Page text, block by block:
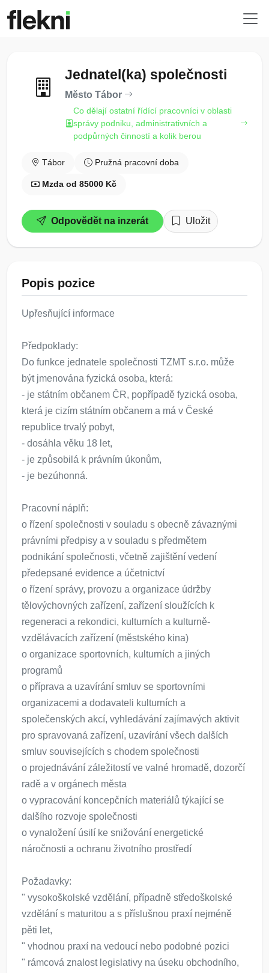
Jednatel(ka) společnosti
Město Tábor
Co dělají ostatní řídící pracovníci v oblasti
správy podniku, administrativních a
podpůrných činností a kolik berou
Tábor Pružná pracovní doba
Mzda od 85000 Kč
Odpovědět na inzerát Uložit
Popis pozice
Upřesňující informace
Předpoklady:
Do funkce jednatele společnosti TZMT s.r.o. může
být jmenována fyzická osoba, která:
- je státním občanem ČR, popřípadě fyzická osoba,
která je cizím státním občanem a má v České
republice trvalý pobyt,
- dosáhla věku 18 let,
- je způsobilá k právním úkonům,
- je bezúhonná.
Pracovní náplň:
o řízení společnosti v souladu s obecně závaznými
právními předpisy a v souladu s předmětem
podnikání společnosti, včetně zajištění vedení
předepsané evidence a účetnictví
o řízení správy, provozu a organizace údržby
tělovýchovných zařízení, zařízení sloužících k
regeneraci a rekondici, kulturních a kulturně-
vzdělávacích zařízení (městského kina)
o organizace sportovních, kulturních a jiných
programů
o příprava a uzavírání smluv se sportovními
organizacemi a dodavateli kulturních a
společenských akcí, vyhledávání zajímavých aktivit
pro spravovaná zařízení, uzavírání všech dalších
smluv souvisejících s chodem společnosti
o projednávání záležitostí ve valné hromadě, dozorčí
radě a v orgánech města
o vypracování koncepčních materiálů týkající se
dalšího rozvoje společnosti
o vynaložení úsilí ke snižování energetické
náročnosti a ochranu životního prostředí
Požadavky:
" vysokoškolské vzdělání, případně středoškolské
vzdělání s maturitou a s příslušnou praxí nejméně
pěti let,
" vhodnou praxí na vedoucí nebo podobné pozici
" rámcová znalost legislativy na úseku obchodního,